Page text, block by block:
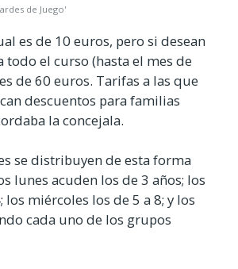
de Juego'
es de 10 euros, pero si desean
todo el curso (hasta el mes de
de 60 euros. Tarifas a las que
descuentos para familias
la concejala.
se distribuyen de esta forma
lunes acuden los de 3 años; los
los miércoles los de 5 a 8; y los
cada uno de los grupos